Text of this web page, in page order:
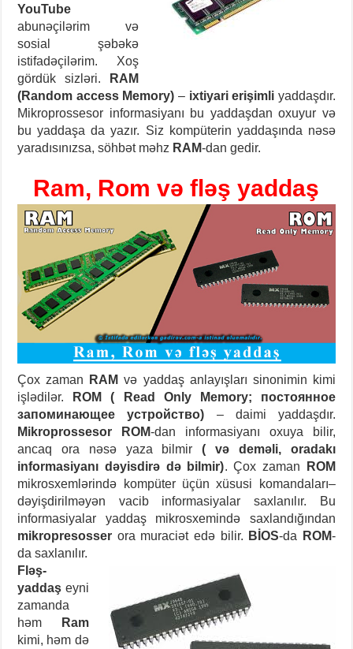
YouTube
abunəçilərim və
sosial şəbəkə
istifadəçilərim. Xoş
gördük sizləri. RAM
(Random access Memory) – ixtiyari erişimli yaddaşdır.
Mikroprossesor informasiyanı bu yaddaşdan oxuyur və
bu yaddaşa da yazır. Siz kompüterin yaddaşında nəsə
yaradısınızsa, söhbət məhz RAM-dan gedir.
Ram, Rom və fləş yaddaş
Çox zaman RAM və yaddaş anlayışları sinonimin kimi
işlədilər.
ROM ( Read Only Memory; постоянное
запоминающее устройство) – daimi yaddaşdır.
Mikroprossesor ROM-dan informasiyanı oxuya bilir,
ancaq ora nəsə yaza bilmir( və deməli, oradakı
informasiyanı dəyisdirə də bilmir). Çox zaman
ROM
mikrosxemlərində kompüter üçün xüsusi komandaları–
dəyişdirilməyən vacib informasiyalar saxlanılır. Bu
informasiyalar yaddaş mikrosxemində saxlandığından
mikropresosser ora muraciət edə bilir. BİOS-da ROM-
da saxlanılır.
Fləş-
yaddaş eyni
zamanda
həm
Ram
kimi, həm də